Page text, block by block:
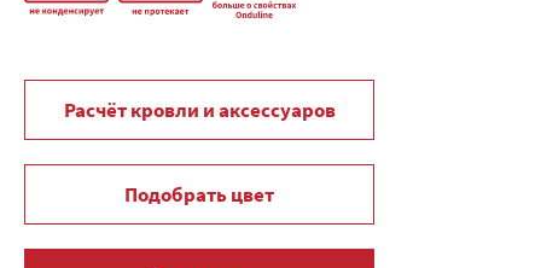
Расчёт кровли и аксессуаров
Подобрать цвет